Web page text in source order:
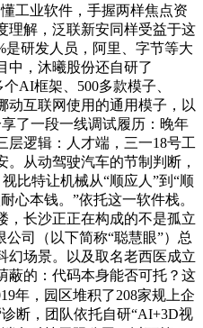
工业软件，手握两样焦点资
理解，泛联新安同样受益于这
是研发人员，阿里、字节等大
中，沐曦股份还自研了
AI框架、500多款模子、
动互联网使用的通用模子，以
了一段一线调试履历：晚年
层逻辑：人才端，三一18号工
。从动驾驶汽车的节制判断，
比特让机械从“顺应人”到“顺
心本钱。”依托这一软件栈。
，长沙正正在构成的不是孤立
司（以下简称“聪慧眼”）总
幻场景。以及取名老西医成立
蔽的：代码本身能否可托？这
年，园区堆积了208家规上企
断，团队依托自研“AI+3D视